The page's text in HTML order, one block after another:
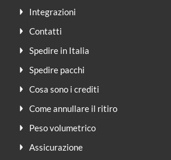
Integrazioni
Contatti
Spedire in Italia
Spedire pacchi
Cosa sono i crediti
Come annullare il ritiro
Peso volumetrico
Assicurazione